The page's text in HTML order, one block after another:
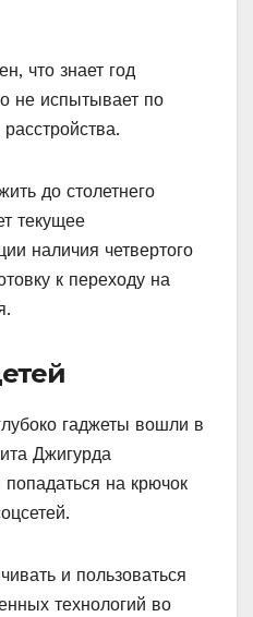
что знает год
не испытывает по
до столетнего
текущее
наличия четвертого
к переходу на
гаджеты вошли в
Джигурда
попадаться на крючок
и пользоваться
технологий во